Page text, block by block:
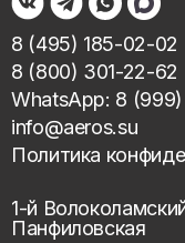
8 (495) 185-02-02
8 (800) 301-22-62
WhatsApp: 8
info@aeros.su
Политика
1-й
Панфиловская